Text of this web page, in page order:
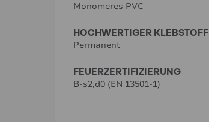
Monomeres PVC
HOCHWERTIGER KLEBSTOFF
Permanent
FEUERZERTIFIZIERUNG
B-s2,d0 (EN 13501-1)